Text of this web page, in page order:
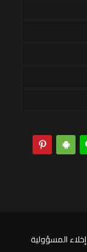
إخلاء المسؤولية